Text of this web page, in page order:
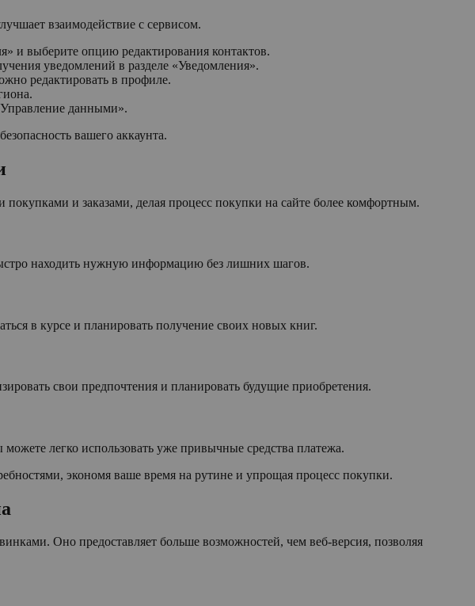
взаимодействие с сервисом.
и выберите опцию редактирования контактов.
уведомлений в разделе «Уведомления».
редактировать в профиле.
данными».
вашего аккаунта.
и заказами, делая процесс покупки на сайте более комфортным.
находить нужную информацию без лишних шагов.
в курсе и планировать получение своих новых книг.
свои предпочтения и планировать будущие приобретения.
легко использовать уже привычные средства платежа.
экономя ваше время на рутине и упрощая процесс покупки.
Оно предоставляет больше возможностей, чем веб-версия, позволяя